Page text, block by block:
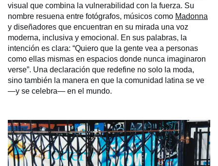
visual que combina la vulnerabilidad con la fuerza. Su
nombre resuena entre fotógrafos, músicos como Madonna
y diseñadores que encuentran en su mirada una voz
moderna, inclusiva y emocional. En sus palabras, la
intención es clara: “Quiero que la gente vea a personas
como ellas mismas en espacios donde nunca imaginaron
verse”. Una declaración que redefine no solo la moda,
sino también la manera en que la comunidad latina se ve
—y se celebra— en el mundo.